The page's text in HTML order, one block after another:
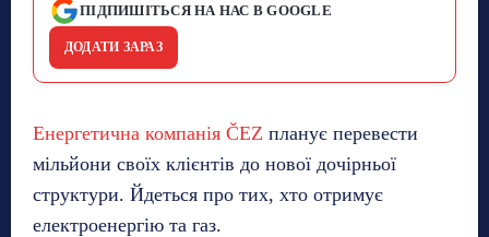
ПІДПИШІТЬСЯ НА НАС В GOOGLE
ДОДАТИ ЗАРАЗ
Енергетична компанія ČEZ планує перевести
мільйони своїх клієнтів до нової дочірньої
структури. Йдеться про тих, хто отримує
електроенергію та газ.